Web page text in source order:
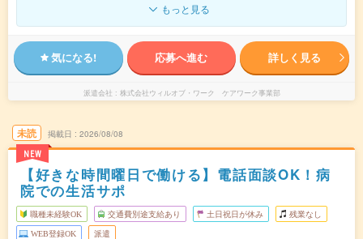
もっと見る
気になる! 応募へ進む 詳しく見る
派遣会社 株式会社ウィルオブ・ワーク ケアワーク事業部
未読
NEW
掲載日 2026/08/08
【好きな時間曜日で働ける】電話面談OK！病
院での生活サポ
職種未経験OK 交通費別途支給あり 土日祝日が休み 残業なし
WEB登録OK 派遣